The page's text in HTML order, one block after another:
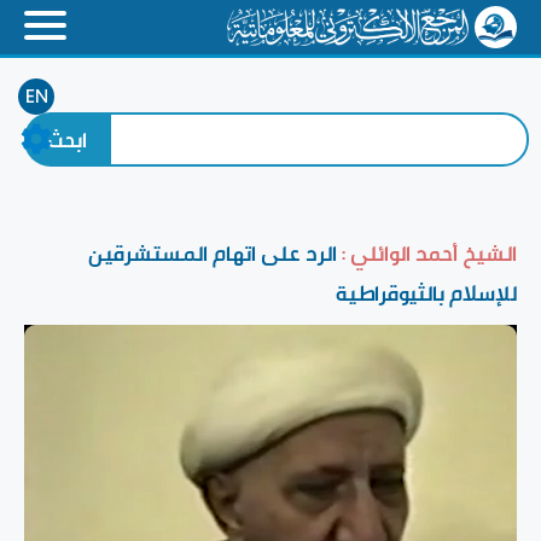
EN
الشيخ أحمد الوائلي :الرد على اتهام المستشرقين
للإسلام بالثيوقراطية